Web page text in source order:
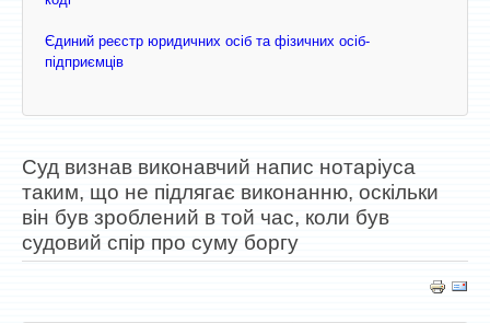
Єдиний реєстр юридичних осіб та фізичних осіб-
підприємців
Суд визнав виконавчий напис нотаріуса
таким, що не підлягає виконанню, оскільки
він був зроблений в той час, коли був
судовий спір про суму боргу